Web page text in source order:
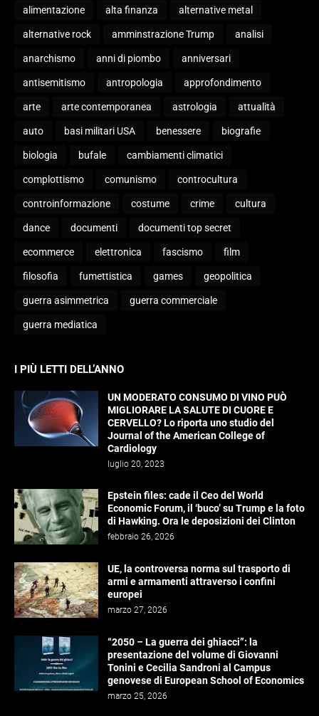
alimentazione alta finanza alternative metal
alternative rock amminstrazione Trump analisi
anarchismo anni di piombo anniversari
antisemitismo antropologia approfondimento
arte arte contemporanea astrologia attualità
auto basi militari USA benessere biografie
biologia bufale cambiamenti climatici
complottismo comunismo controcultura
controinformazione costume crime cultura
dance documenti documenti top secret
ecommerce elettronica fascismo film
filosofia fumettistica games geopolitica
guerra asimmetrica guerra commerciale
guerra mediatica
I PIÙ LETTI DELL’ANNO
UN MODERATO CONSUMO DI VINO PUÒ
MIGLIORARE LA SALUTE DI CUORE E
CERVELLO? Lo riporta uno studio del
Journal of the American College of
Cardiology
luglio 20, 2023
Epstein files: cade il Ceo del World
Economic Forum, il ‘buco’ su Trump e la foto
di Hawking. Ora le deposizioni dei Clinton
febbraio 26, 2026
UE, la controversa norma sul trasporto di
armi e armamenti attraverso i confini
europei
marzo 27, 2026
“2050 – La guerra dei ghiacci”: la
presentazione del volume di Giovanni
Tonini e Cecilia Sandroni al Campus
genovese di European School of Economics
marzo 25, 2026